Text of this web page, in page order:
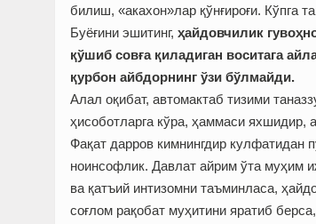
билиш, «акахон»лар қўнғироғи. Кўпга
Буёғини эшитинг, ҳайдовчилик
қўшиб совға қиладиган воситага
қурбон айбдорнинг ўзи бўлмайди.
Алал оқибат, автомактаб тизими
ҳисоботларга кўра, ҳаммаси
Фақат дарров кимнингдир
ноинсофлик. Давлат айрим ўта муҳим
ва қатъий интизомни таъминласа,
соғлом рақобат муҳитини яратиб